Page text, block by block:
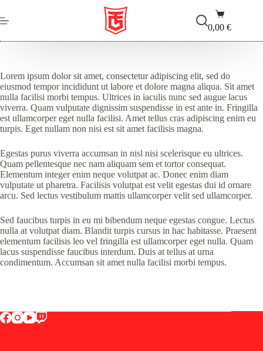
al
contenuto
Carrello
0,00€
Lorem ipsum dolor sit amet, consectetur adipiscing elit, sed do
eiusmod tempor incididunt ut labore et dolore magna aliqua. Sit amet
nulla facilisi morbi tempus. Ultrices in iaculis nunc sed augue lacus
viverra. Quam vulputate dignissim suspendisse in est ante in. Fringilla
est ullamcorper eget nulla facilisi. Amet tellus cras adipiscing enim eu
turpis. Eget nullam non nisi est sit amet facilisis magna.
Egestas purus viverra accumsan in nisl nisi scelerisque eu ultrices.
Quam pellentesque nec nam aliquam sem et tortor consequat.
Elementum integer enim neque volutpat ac. Donec enim diam
vulputate ut pharetra. Facilisis volutpat est velit egestas dui id ornare
arcu. Sed lectus vestibulum mattis ullamcorper velit sed ullamcorper.
Sed faucibus turpis in eu mi bibendum neque egestas congue. Lectus
nulla at volutpat diam. Blandit turpis cursus in hac habitasse. Praesent
elementum facilisis leo vel fringilla est ullamcorper eget nulla. Quam
lacus suspendisse faucibus interdum. Duis at tellus at urna
condimentum. Accumsan sit amet nulla facilisi morbi tempus.